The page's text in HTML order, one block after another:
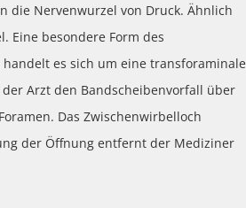
Nervenwurzel von Druck. Ähnlich
Eine besondere Form des
es sich um eine transforaminale
Arzt den Bandscheibenvorfall über
Das Zwischenwirbelloch
der Öffnung entfernt der Mediziner